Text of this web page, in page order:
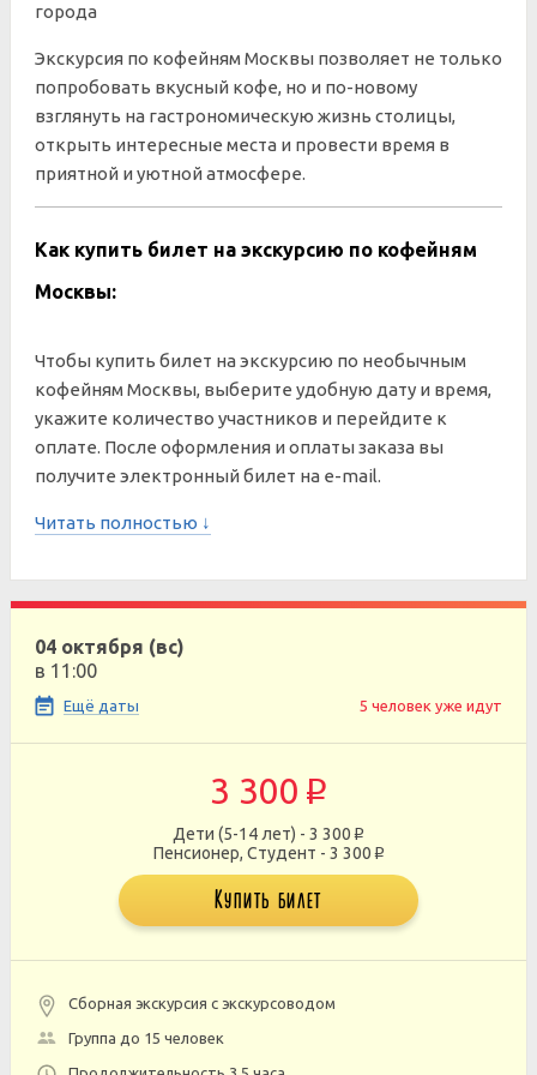
города
Экскурсия по кофейням Москвы позволяет не только
попробовать вкусный кофе, но и по-новому
взглянуть на гастрономическую жизнь столицы,
открыть интересные места и провести время в
приятной и уютной атмосфере.
Как купить билет на экскурсию по кофейням
Москвы:
Чтобы купить билет на экскурсию по необычным
кофейням Москвы, выберите удобную дату и время,
укажите количество участников и перейдите к
оплате. После оформления и оплаты заказа вы
получите электронный билет на e-mail.
Читать полностью ↓
04 октября (вс)
в 11:00
Ещё даты 5 человек уже идут
3 300 p
Дети (5-14 лет) - 3 300 p
Пенсионер, Студент - 3 300 p
Купить билет
Сборная экскурсия с экскурсоводом
Группа до 15 человек